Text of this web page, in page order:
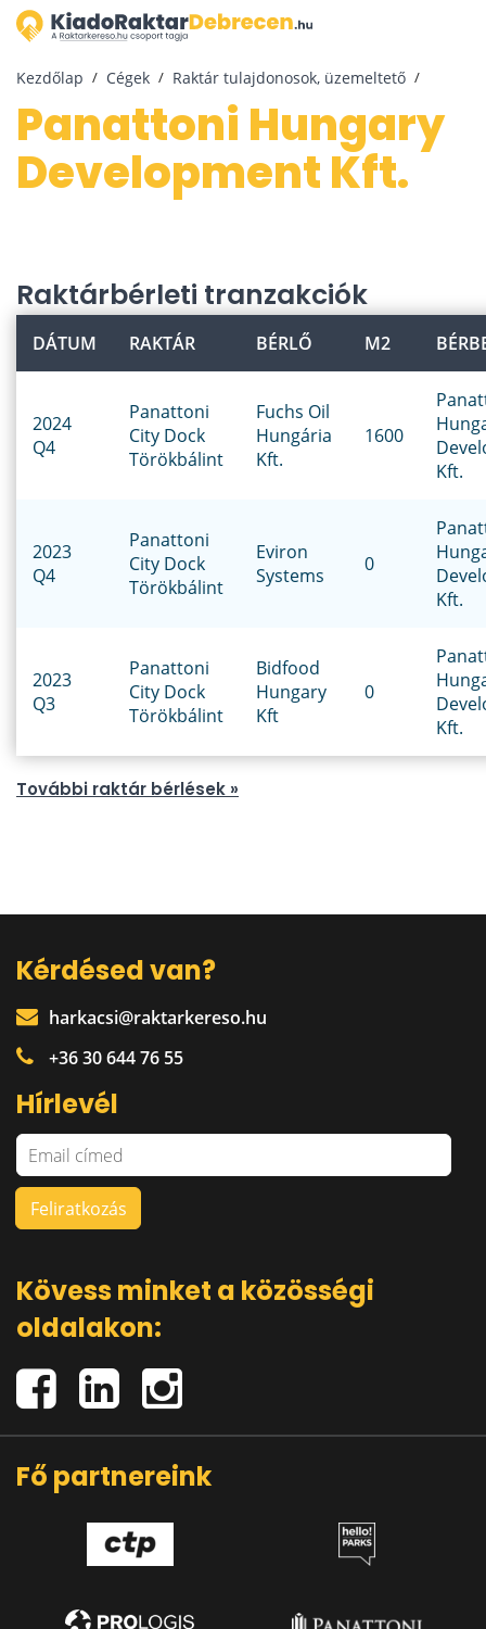
Kezdőlap Cégek Raktár tulajdonosok, üzemeltető
Panattoni Hungary
Development Kft.
Raktárbérleti tranzakciók
DÁTUM RAKTÁR BÉRLŐ M2
2024
Q4
Panattoni
City Dock
Törökbálint
Fuchs Oil
Hungária
Kft.
1600
Kft.
2023
Q4
Panattoni
City Dock
Törökbálint
Eviron
Systems
0
Kft.
2023
Q3
Panattoni
City Dock
Törökbálint
Bidfood
Hungary
Kft
0
Kft.
További raktár bérlések »
Kérdésed van?
harkacsi@raktarkereso.hu
+36 30 644 76 55
Hírlevél
Kövess minket a közösségi
oldalakon:
Fő partnereink